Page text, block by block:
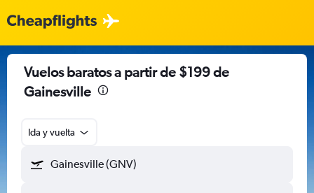
Vuelos baratos a partir de $199 de
Gainesville
Ida y vuelta
Gainesville (GNV)